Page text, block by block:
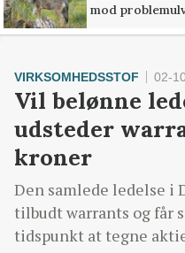
mod
VIRKSOMHEDSSTOF 02-
Vil belønne
udsteder
kroner
Den samlede ledelse i
tilbudt warrants og får
tidspunkt at tegne